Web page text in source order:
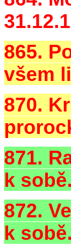
865.
všem
870.
871.
k sobě.
872.
k sobě.